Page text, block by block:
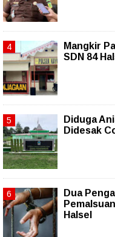
Mangkir
SDN 84
Diduga
Didesak
Dua
Halsel